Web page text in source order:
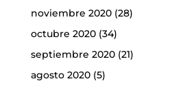
noviembre 2020(28)
octubre 2020(34)
septiembre 2020(21)
agosto 2020(5)